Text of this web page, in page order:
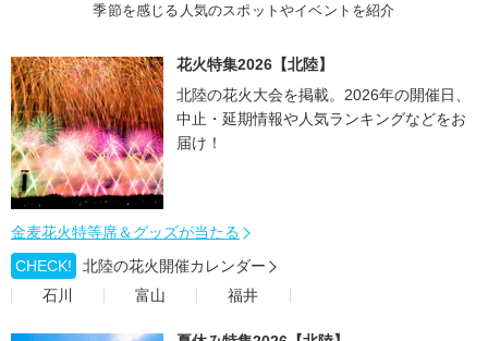
季節を感じる人気のスポットやイベントを紹介
花火特集2026【北陸】
北陸の花火大会を掲載。2026年の開催日、
中止・延期情報や人気ランキングなどをお
届け！
金麦花火特等席＆グッズが当たる
CHECK!
北陸の花火開催カレンダー
石川
富山 福井